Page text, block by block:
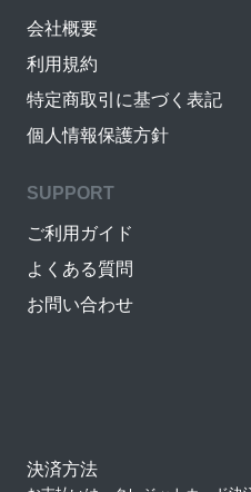
会社概要
利用規約
特定商取引に基づく表記
個人情報保護方針
SUPPORT
ご利用ガイド
よくある質問
お問い合わせ
決済方法